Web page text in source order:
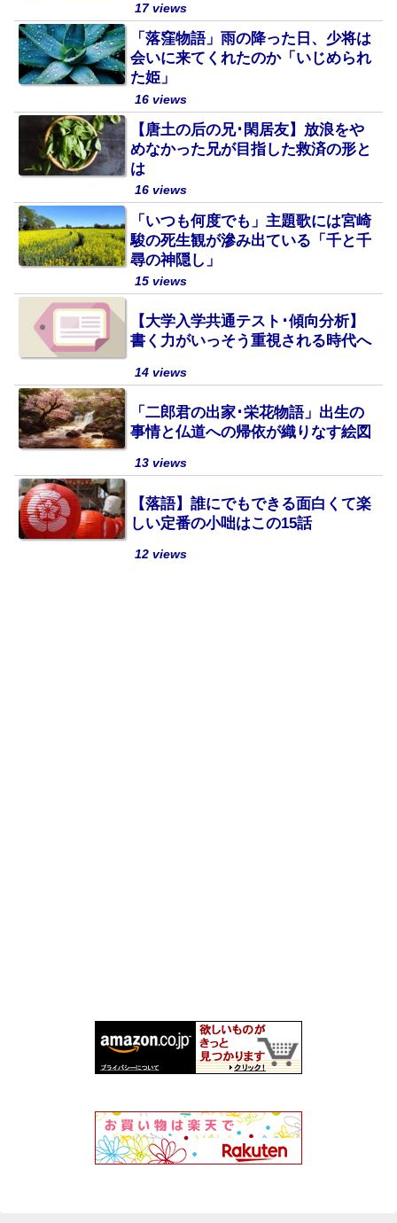
17 views
「落窪物語」雨の降った日、少将は
会いに来てくれたのか「いじめられ
た姫」
16 views
【唐土の后の兄･閑居友】放浪をや
めなかった兄が目指した救済の形と
は
16 views
「いつも何度でも」主題歌には宮崎
駿の死生観が滲み出ている「千と千
尋の神隠し」
15 views
【大学入学共通テスト･傾向分析】
書く力がいっそう重視される時代へ
14 views
「二郎君の出家･栄花物語」出生の
事情と仏道への帰依が織りなす絵図
13 views
【落語】誰にでもできる面白くて楽
しい定番の小咄はこの15話
12 views